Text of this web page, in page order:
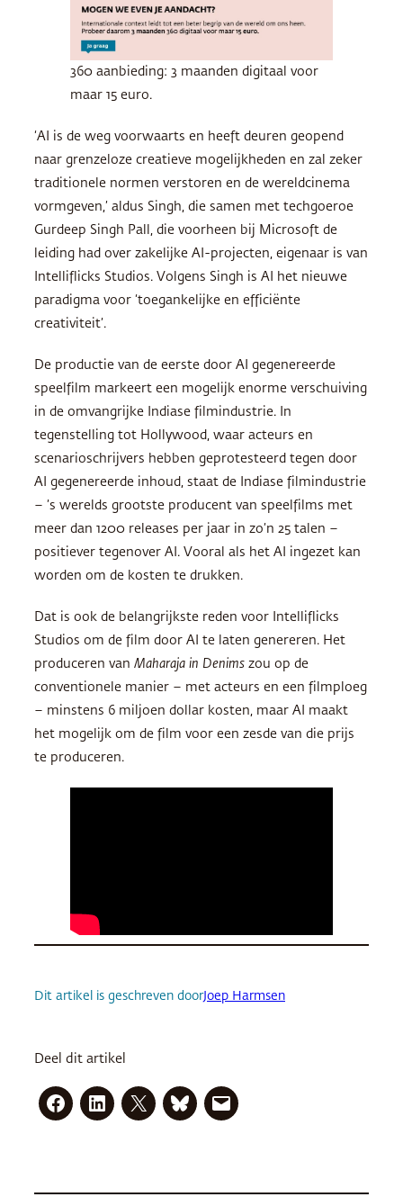
360 aanbieding: 3 maanden digitaal voor
maar 15 euro.
‘AI is de weg voorwaarts en heeft deuren geopend
naar grenzeloze creatieve mogelijkheden en zal zeker
traditionele normen verstoren en de wereldcinema
vormgeven,’ aldus Singh, die samen met techgoeroe
Gurdeep Singh Pall, die voorheen bij Microsoft de
leiding had over zakelijke AI-projecten, eigenaar is van
Intelliflicks Studios. Volgens Singh is AI het nieuwe
paradigma voor ‘toegankelijke en efficiënte
creativiteit’.
De productie van de eerste door AI gegenereerde
speelfilm markeert een mogelijk enorme verschuiving
in de omvangrijke Indiase filmindustrie. In
tegenstelling tot Hollywood, waar acteurs en
scenarioschrijvers hebben geprotesteerd tegen door
AI gegenereerde inhoud, staat de Indiase filmindustrie
– ’s werelds grootste producent van speelfilms met
meer dan 1200 releases per jaar in zo’n 25 talen –
positiever tegenover AI. Vooral als het AI ingezet kan
worden om de kosten te drukken.
Dat is ook de belangrijkste reden voor Intelliflicks
Studios om de film door AI te laten genereren. Het
produceren van Maharaja in Denims zou op de
conventionele manier – met acteurs en een filmploeg
– minstens 6 miljoen dollar kosten, maar AI maakt
het mogelijk om de film voor een zesde van die prijs
te produceren.
Dit artikel is geschreven doorJoep Harmsen
Deel dit artikel